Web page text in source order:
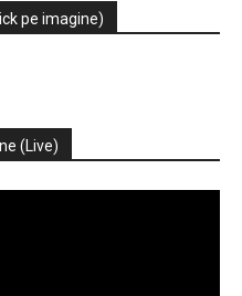
pe imagine)
(Live)